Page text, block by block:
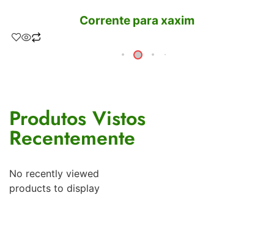
Corrente para xaxim
Produtos Vistos
Recentemente
No recently viewed
products to display